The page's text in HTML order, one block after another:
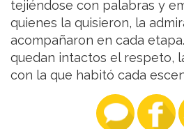
tejiéndose con palabras y
quienes la quisieron, la
acompañaron en cada
quedan intactos el respeto,
con la que habitó cada